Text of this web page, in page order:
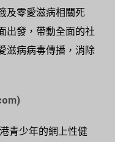
及零愛滋病相關死
出發，帶動全面的社
滋病病毒傳播，消除
)
青少年的網上性健